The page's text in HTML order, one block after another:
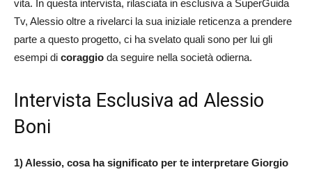
vita. In questa intervista, rilasciata in esclusiva a SuperGuida
Tv, Alessio oltre a rivelarci la sua iniziale reticenza a prendere
parte a questo progetto, ci ha svelato quali sono per lui gli
esempi di coraggio da seguire nella società odierna.
Intervista Esclusiva ad Alessio
Boni
1) Alessio, cosa ha significato per te interpretare Giorgio